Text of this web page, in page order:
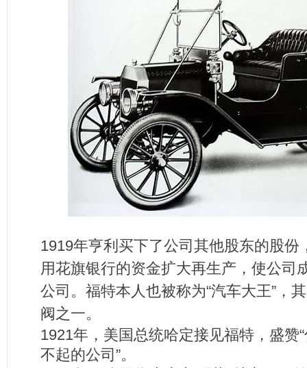
1919年亨利买下了公司其他股东的股份
用花旗银行的资金扩大再生产，使公司
公司。福特本人也被称为“汽车大王”，
阀之一。
1921年，美国总统哈定接见福特，盛赞
不起的公司”。